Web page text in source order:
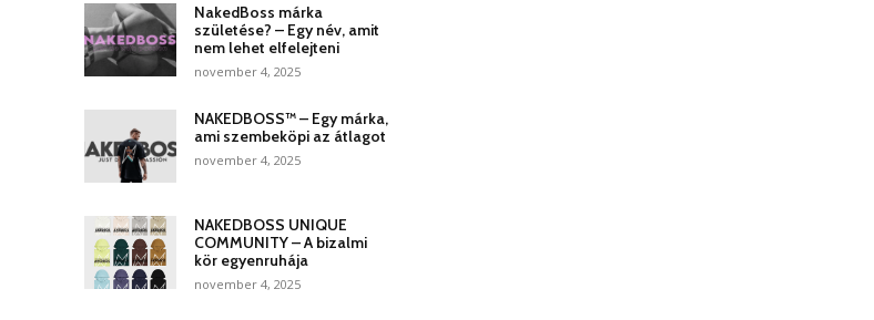
NakedBoss márka
születése? – Egy név, amit
nem lehet elfelejteni
november 4, 2025
NAKEDBOSS™ – Egy márka,
ami szembeköpi az átlagot
november 4, 2025
NAKEDBOSS UNIQUE
COMMUNITY – A bizalmi
kör egyenruhája
november 4, 2025